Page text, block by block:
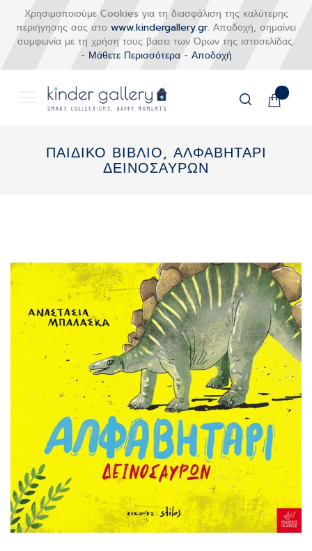
Χρησιμοποιούμε Cookies για τη διασφάλιση της καλύτερης
περιήγησης σας στο www.kindergallery.gr. Αποδοχή, σημαίνει
συμφωνία με τη χρήση τους βάσει των Όρων της ιστοσελίδας.
- Μάθετε Περισσότερα- Αποδοχή
Το
περιεχόμενοΠΑΙΔΙΚΟ ΒΙΒΛΙΟ, ΑΛΦΑΒΗΤΑΡΙ
ΔΕΙΝΟΣΑΥΡΩΝ
end
of
images
gallery